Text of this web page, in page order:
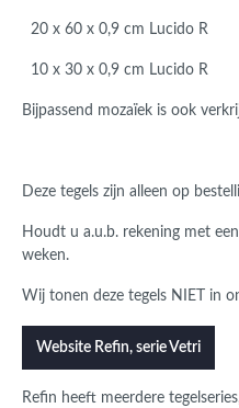
20 x 60 x 0,9 cm Lucido R
10 x 30 x 0,9 cm Lucido R
Bijpassend mozaïek is ook
Deze tegels zijn alleen op
Houdt u a.u.b. rekening met
weken.
Wij tonen deze tegels NIET in
Website Refin, serie Vetri
Refin heeft meerdere